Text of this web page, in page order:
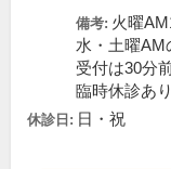
備考: 火曜
水・土曜AM
受付は30分
臨時休診あり
休診日: 日・祝